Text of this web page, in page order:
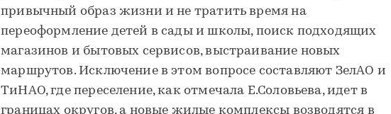
привычный образ жизни и не тратить время на
переоформление детей в сады и школы, поиск подходящих
магазинов и бытовых сервисов, выстраивание новых
маршрутов. Исключение в этом вопросе составляют ЗелАО и
ТиНАО, где переселение, как отмечала Е.Соловьева, идет в
границах округов, а новые жилые комплексы возводятся в